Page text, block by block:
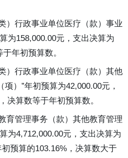
）行政事业单位医疗（款）事业
为158,000.00元，支出决算为
年初预算数。
）行政事业单位医疗（款）其他
）”年初预算为42,000.00元，
决算数等于年初预算数。
育管理事务（款）其他教育管理
为4,712,000.00元，支出决算为
预算的103.16%，决算数大于